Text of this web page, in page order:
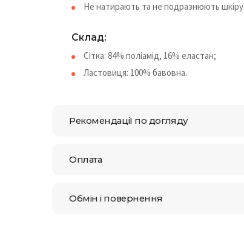
Не натирають та не подразнюють шкіру.
Склад:
Сітка: 84% поліамід, 16% еластан;
Ластовиця: 100% бавовна.
Рекомендації по догляду
Оплата
Обмін і повернення